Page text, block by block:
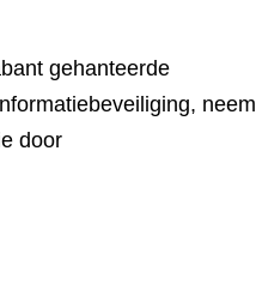
gehanteerde
neem
door